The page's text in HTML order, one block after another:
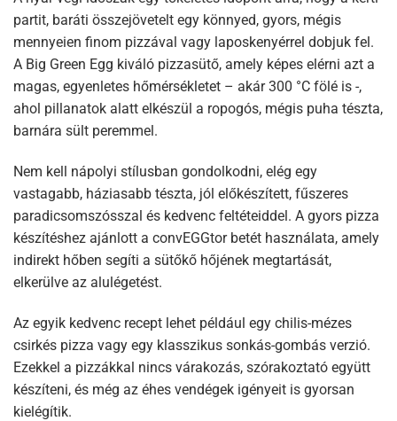
partit, baráti összejövetelt egy könnyed, gyors, mégis
mennyeien finom pizzával vagy laposkenyérrel dobjuk fel.
A Big Green Egg kiváló pizzasütő, amely képes elérni azt a
magas, egyenletes hőmérsékletet – akár 300 °C fölé is -,
ahol pillanatok alatt elkészül a ropogós, mégis puha tészta,
barnára sült peremmel.
Nem kell nápolyi stílusban gondolkodni, elég egy
vastagabb, háziasabb tészta, jól előkészített, fűszeres
paradicsomszósszal és kedvenc feltéteiddel. A gyors pizza
készítéshez ajánlott a convEGGtor betét használata, amely
indirekt hőben segíti a sütőkő hőjének megtartását,
elkerülve az alulégetést.
Az egyik kedvenc recept lehet például egy chilis-mézes
csirkés pizza vagy egy klasszikus sonkás-gombás verzió.
Ezekkel a pizzákkal nincs várakozás, szórakoztató együtt
készíteni, és még az éhes vendégek igényeit is gyorsan
kielégítik.